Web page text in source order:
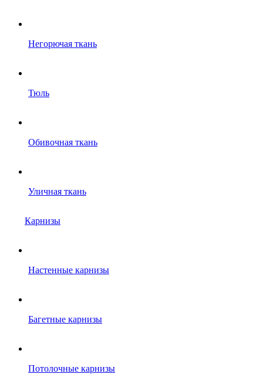
Негорючая ткань
Тюль
Обивочная ткань
Уличная ткань
Карнизы
Настенные карнизы
Багетные карнизы
Потолочные карнизы